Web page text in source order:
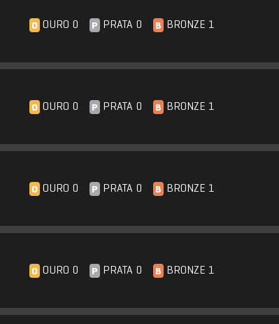
O OURO 0 P PRATA 0 B BRONZE 1
O OURO 0 P PRATA 0 B BRONZE 1
O OURO 0 P PRATA 0 B BRONZE 1
O OURO 0 P PRATA 0 B BRONZE 1